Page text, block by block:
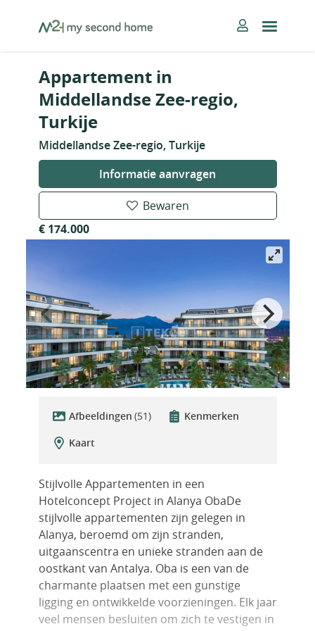
MySecondHome
Appartement in
Middellandse Zee-regio,
Turkije
Middellandse Zee-regio, Turkije
Informatie aanvragen
Bewaren
€ 174.000
Afbeeldingen (51)
Kenmerken
Kaart
Stijlvolle Appartementen in een
Hotelconcept Project in Alanya ObaDe
stijlvolle appartementen zijn gelegen in
Alanya, beroemd om zijn stranden,
uitgaanscentra en unieke stranden aan de
oostkant van Antalya. Oba is een van de
charmante plaatsen met een gunstige
ligging en ontwikkelde voorzieningen. Elk jaar
veel mensen besluiten om zich te vestigen in